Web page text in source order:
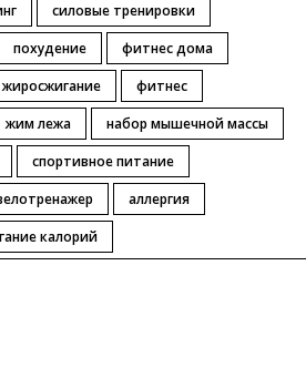
силовые тренировки
похудение
фитнес дома
жиросжигание
фитнес
жим лежа
набор мышечной массы
спортивное питание
аллергия
калорий